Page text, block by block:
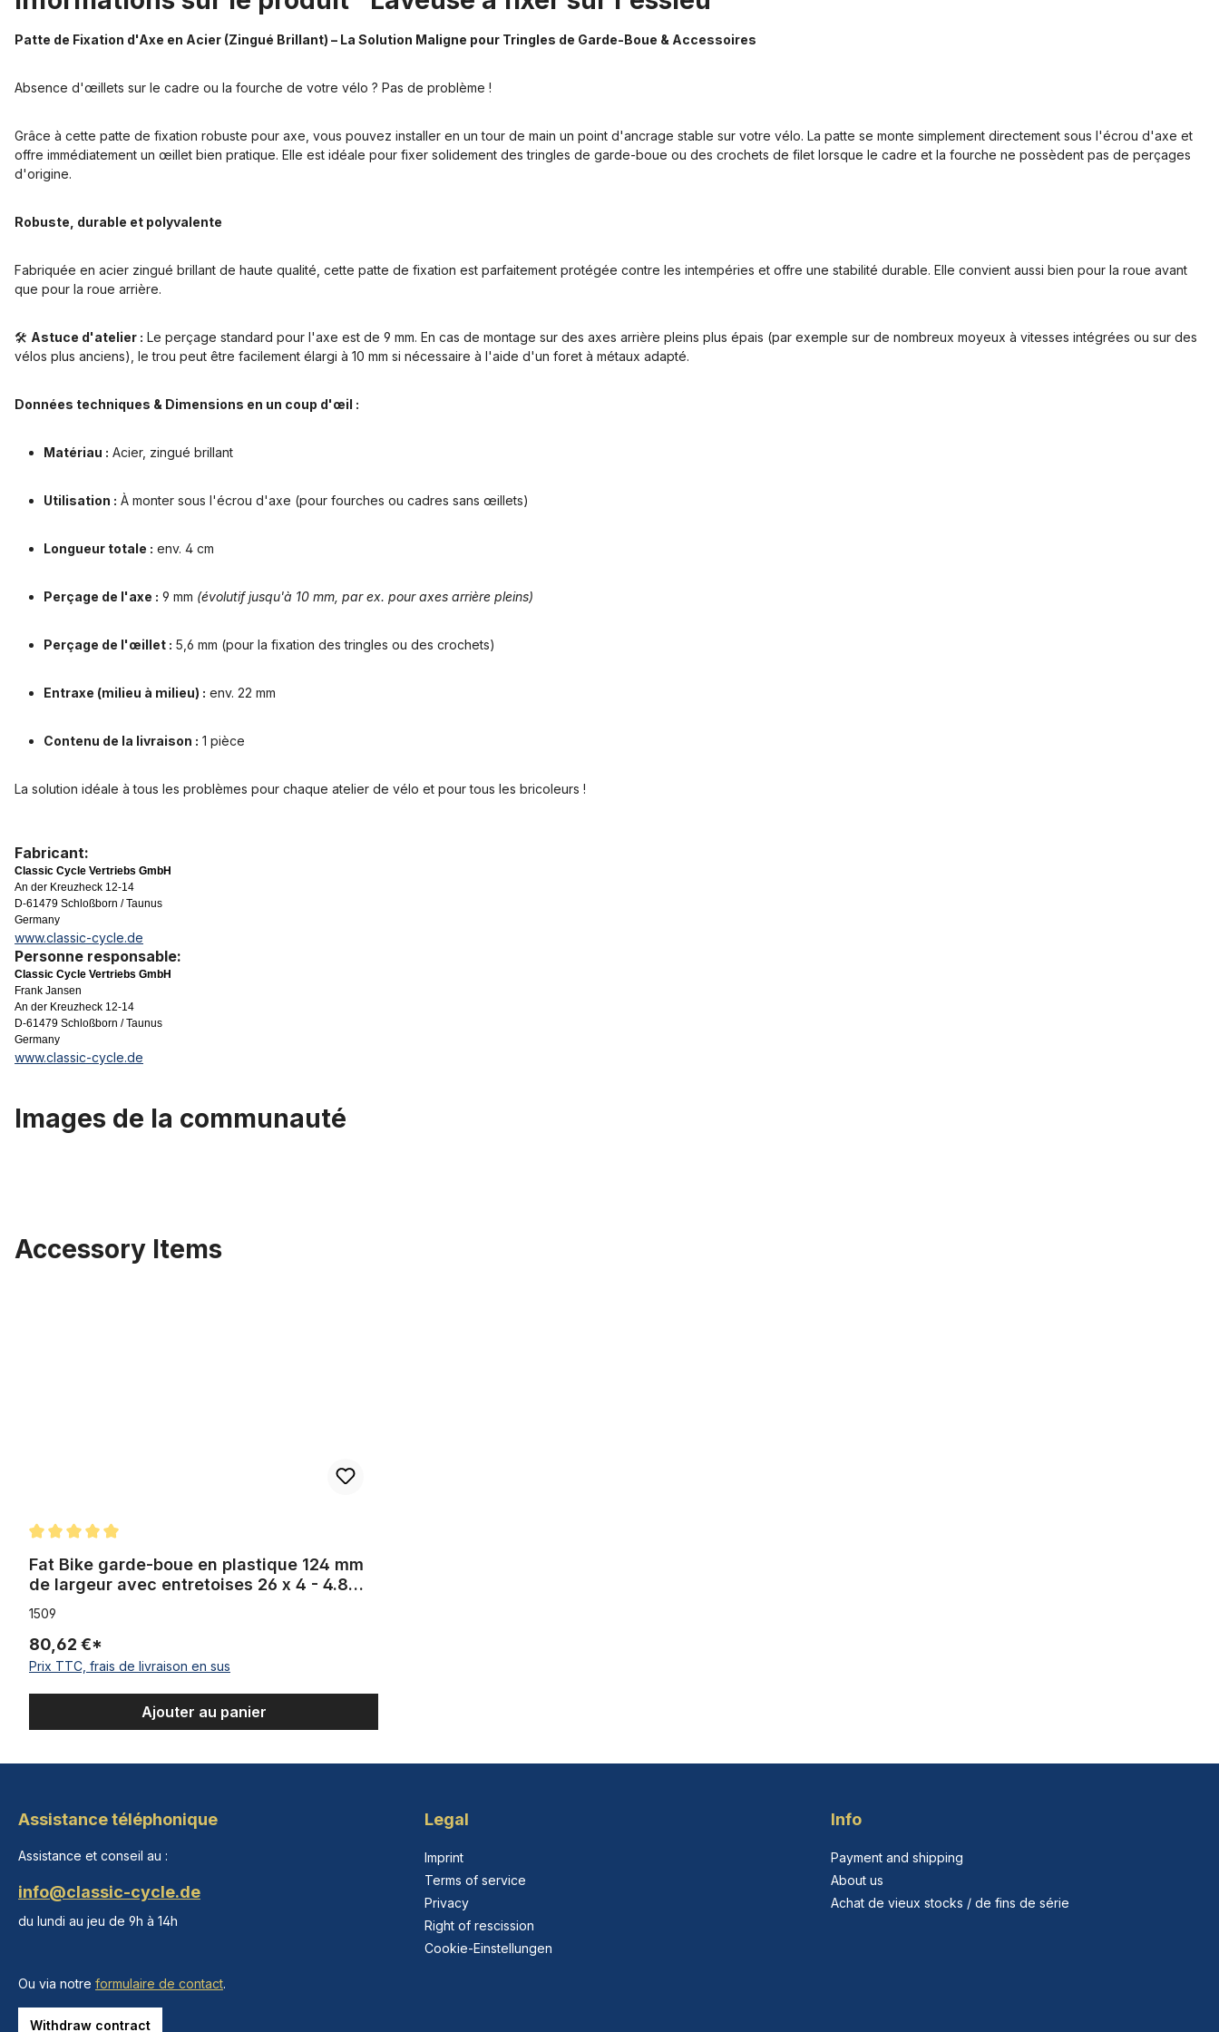
Patte de Fixation d'Axe en Acier (Zingué Brillant) – La Solution Maligne pour Tringles de Garde-Boue & Accessoires
Absence d'œillets sur le cadre ou la fourche de votre vélo ? Pas de problème !
Grâce à cette patte de fixation robuste pour axe, vous pouvez installer en un tour de main un point d'ancrage stable sur votre vélo. La patte se monte simplement directement sous l'écrou d'axe et
offre immédiatement un œillet bien pratique. Elle est idéale pour fixer solidement des tringles de garde-boue ou des crochets de filet lorsque le cadre et la fourche ne possèdent pas de perçages
d'origine.
Robuste, durable et polyvalente
Fabriquée en acier zingué brillant de haute qualité, cette patte de fixation est parfaitement protégée contre les intempéries et offre une stabilité durable. Elle convient aussi bien pour la roue avant
que pour la roue arrière.
🛠️ Astuce d'atelier : Le perçage standard pour l'axe est de 9 mm. En cas de montage sur des axes arrière pleins plus épais (par exemple sur de nombreux moyeux à vitesses intégrées ou sur des
vélos plus anciens), le trou peut être facilement élargi à 10 mm si nécessaire à l'aide d'un foret à métaux adapté.
Données techniques & Dimensions en un coup d'œil :
Matériau : Acier, zingué brillant
Utilisation : À monter sous l'écrou d'axe (pour fourches ou cadres sans œillets)
Longueur totale : env. 4 cm
Perçage de l'axe : 9 mm (évolutif jusqu'à 10 mm, par ex. pour axes arrière pleins)
Perçage de l'œillet : 5,6 mm (pour la fixation des tringles ou des crochets)
Entraxe (milieu à milieu) : env. 22 mm
Contenu de la livraison : 1 pièce
La solution idéale à tous les problèmes pour chaque atelier de vélo et pour tous les bricoleurs !
Fabricant:
Classic Cycle Vertriebs GmbH
An der Kreuzheck 12-14
D-61479 Schloßborn / Taunus
Germany
www.classic-cycle.de
Personne responsable:
Classic Cycle Vertriebs GmbH
Frank Jansen
An der Kreuzheck 12-14
D-61479 Schloßborn / Taunus
Germany
www.classic-cycle.de
Images de la communauté
Accessory Items
Fat Bike garde-boue en plastique 124 mm
de largeur avec entretoises 26 x 4 - 4.8
pouces, noir mat
1509
80,62 €*
Prix TTC, frais de livraison en sus
Ajouter au panier
Assistance téléphonique
Assistance et conseil au :
info@classic-cycle.de
du lundi au jeu de 9h à 14h
Ou via notre formulaire de contact.
Withdraw contract
Legal
Imprint
Terms of service
Privacy
Right of rescission
Cookie-Einstellungen
Info
Payment and shipping
About us
Achat de vieux stocks / de fins de série